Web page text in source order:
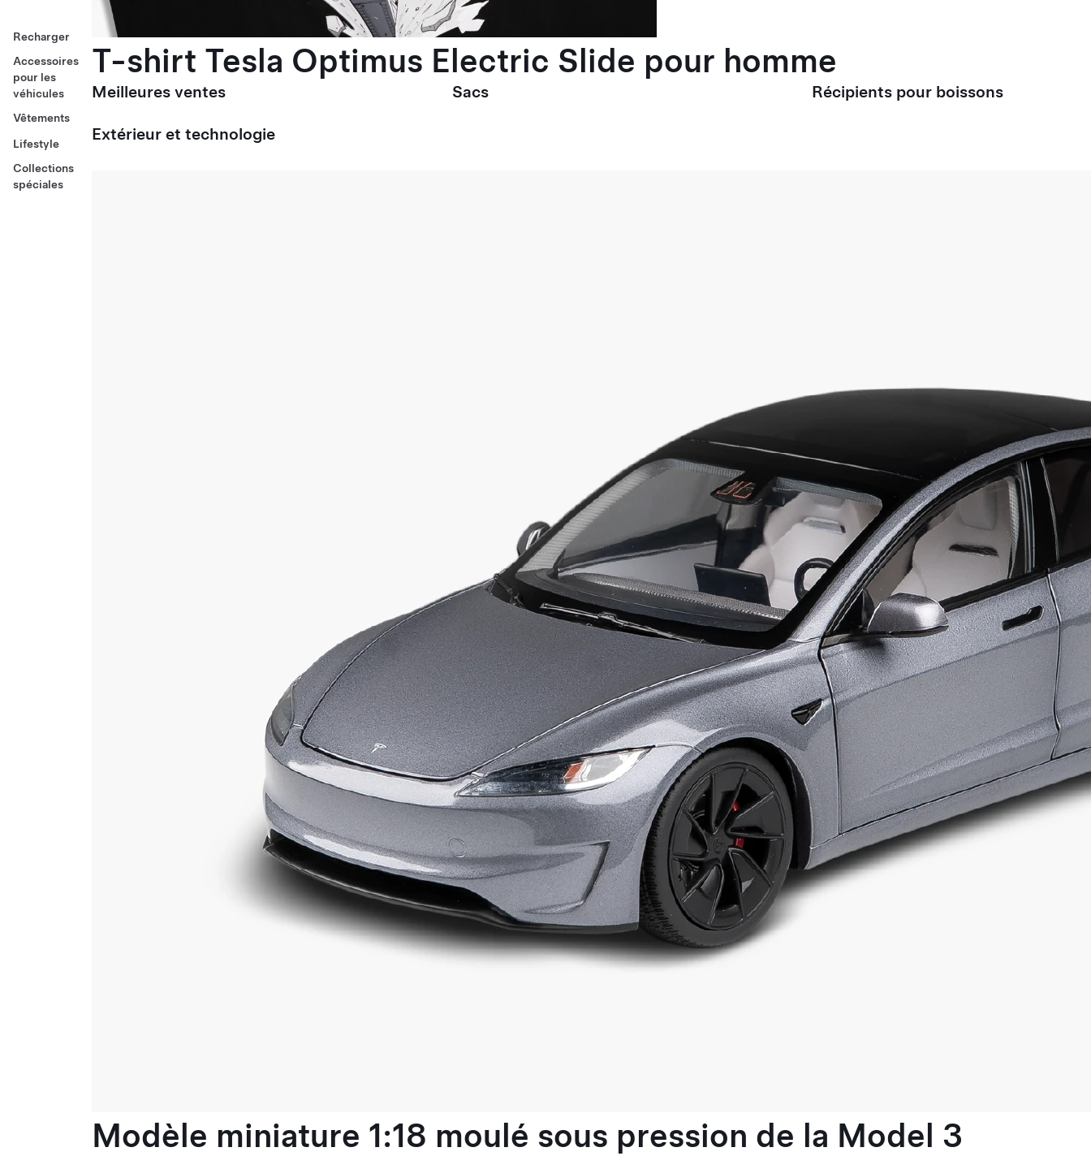
Recharger
Accessoires
pour les
véhicules
Vêtements
Lifestyle
Collections
spéciales
T-shirt Tesla Optimus Electric Slide pour homme
Meilleures ventes Sacs Récipients pour boissons
Extérieur et technologie
Modèle miniature 1:18 moulé sous pression de la Model 3